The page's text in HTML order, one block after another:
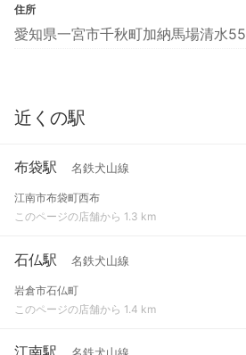
住所
愛知県一宮市千秋町加納馬場清水55
近くの駅
布袋駅 名鉄犬山線
江南市布袋町西布
このページの店舗から 1.3 km
石仏駅 名鉄犬山線
岩倉市石仏町
このページの店舗から 1.4 km
江南駅